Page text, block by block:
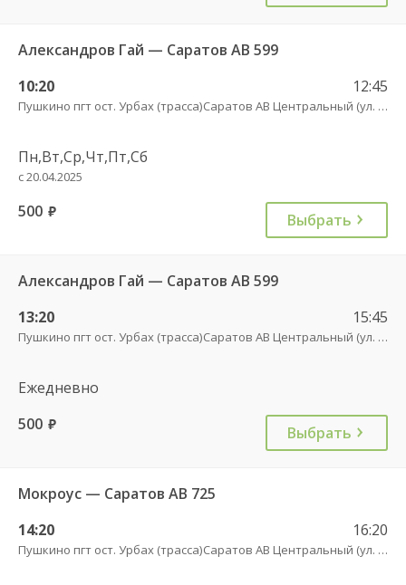
Александров Гай — Саратов АВ 599
10:20
Пушкино пгт ост. Урбах (трасса)
12:45
Саратов АВ Центральный (ул. им. Пугачева, 179 А)
Пн,Вт,Ср,Чт,Пт,Сб
с 20.04.2025
500 руб. Выбрать
Александров Гай — Саратов АВ 599
13:20
Пушкино пгт ост. Урбах (трасса)
15:45
Саратов АВ Центральный (ул. им. Пугачева, 179 А)
Ежедневно
500 руб. Выбрать
Мокроус — Саратов АВ 725
14:20
Пушкино пгт ост. Урбах (трасса)
16:20
Саратов АВ Центральный (ул. им. Пугачева, 179 А)